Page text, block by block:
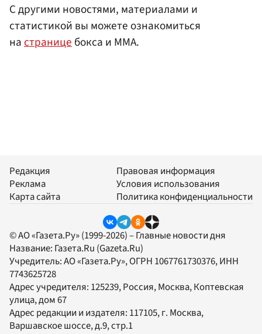
С другими новостями, материалами и
статистикой вы можете ознакомиться
на странице бокса и ММА.
Редакция
Реклама
Карта сайта
Правовая информация
Условия использования
Политика конфиденциальности
© АО «Газета.Ру» (1999-2026) – Главные новости дня
Название: Газета.Ru (Gazeta.Ru)
Учредитель:АО «Газета.Ру», ОГРН 1067761730376, ИНН
7743625728
Адрес учредителя: 125239, Россия, Москва, Коптевская
улица, дом 67
Адрес редакции и издателя: 117105, г. Москва,
Варшавское шоссе, д.9, стр.1